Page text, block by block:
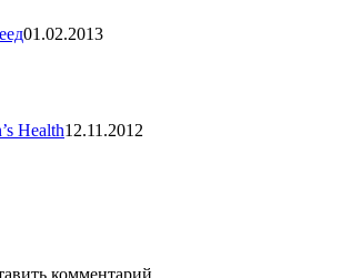
01.02.2013
Health12.11.2012
комментарий